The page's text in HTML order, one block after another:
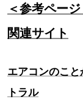
＜参考ペー
関連サイト
エアコンのこ
トラル